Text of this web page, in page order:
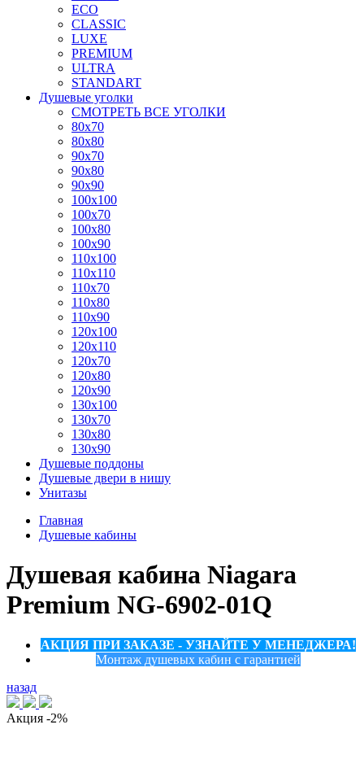
ECO
CLASSIC
LUXE
PREMIUM
ULTRA
STANDART
Душевые уголки
СМОТРЕТЬ ВСЕ УГОЛКИ
80x70
80x80
90x70
90x80
90x90
100x100
100x70
100x80
100x90
110x100
110x110
110x70
110x80
110x90
120x100
120x110
120x70
120x80
120x90
130x100
130x70
130x80
130x90
Душевые поддоны
Душевые двери в нишу
Унитазы
Главная
Душевые кабины
Душевая кабина Niagara
Premium NG-6902-01Q
АКЦИЯ ПРИ ЗАКАЗЕ - УЗНАЙТЕ У МЕНЕДЖЕРА!
Монтаж душевых кабин с гарантией
назад
Акция -2%